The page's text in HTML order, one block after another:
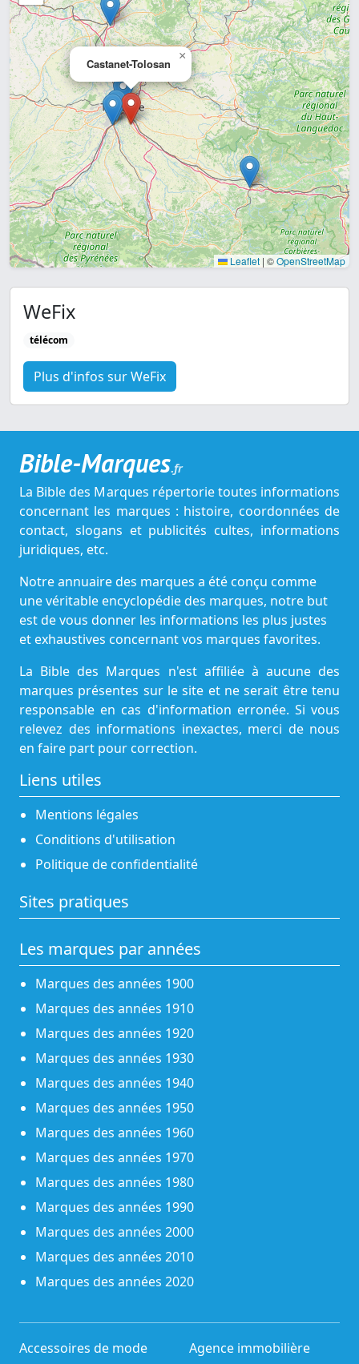
Castanet-Tolosan
×
Leaflet | ©OpenStreetMap
WeFix
télécom
Plus d'infos sur WeFix
Bible-Marques.fr
La Bible des Marques répertorie toutes informations
concernant les marques : histoire, coordonnées de
contact, slogans et publicités cultes, informations
juridiques, etc.
Notre annuaire des marques a été conçu comme
une véritable encyclopédie des marques, notre but
est de vous donner les informations les plus justes
et exhaustives concernant vos marques favorites.
La Bible des Marques n'est affiliée à aucune des
marques présentes sur le site et ne serait être tenu
responsable en cas d'information erronée. Si vous
relevez des informations inexactes, merci de nous
en faire part pour correction.
Liens utiles
Mentions légales
Conditions d'utilisation
Politique de confidentialité
Sites pratiques
Les marques par années
Marques des années 1900
Marques des années 1910
Marques des années 1920
Marques des années 1930
Marques des années 1940
Marques des années 1950
Marques des années 1960
Marques des années 1970
Marques des années 1980
Marques des années 1990
Marques des années 2000
Marques des années 2010
Marques des années 2020
Accessoires de mode
Agence immobilière